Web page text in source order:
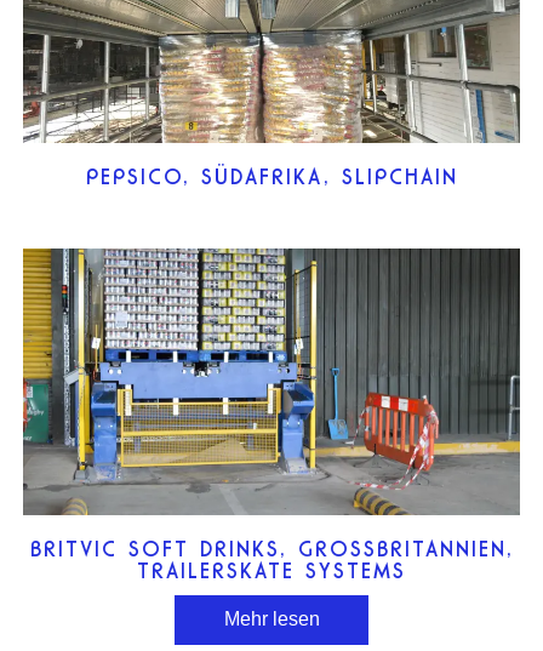
PEPSICO, SÜDAFRIKA, SLIPCHAIN
BRITVIC SOFT DRINKS, GROSSBRITANNIEN, T
RAILERSKATE SYSTEMS
Mehr lesen